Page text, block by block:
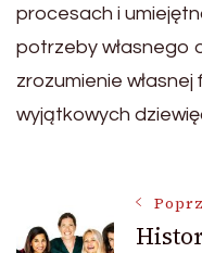
procesach i
potrzeby własnego
zrozumienie
wyjątkowych